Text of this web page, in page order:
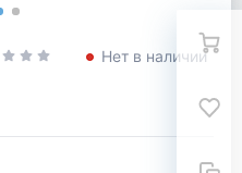
Нет в наличии